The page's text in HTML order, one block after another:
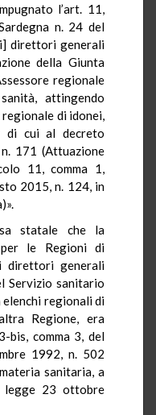
l’art. 11,
n. 24 del
direttori generali
della Giunta
regionale
attingendo
di idonei,
di cui al decreto
171 (Attuazione
11, comma 1,
2015, n. 124, in
statale che la
per le Regioni di
direttori generali
Servizio sanitario
regionali di
Regione, era
bis, comma 3, del
1992, n. 502
sanitaria, a
legge 23 ottobre